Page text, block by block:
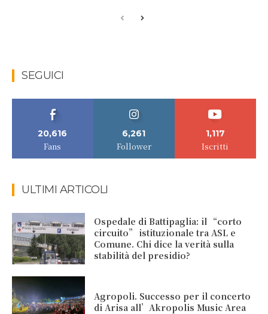
SEGUICI
20,616
Fans
6,261
Follower
1,117
Iscritti
ULTIMI ARTICOLI
Ospedale di Battipaglia: il “corto
circuito” istituzionale tra ASL e
Comune. Chi dice la verità sulla
stabilità del presidio?
Agropoli. Successo per il concerto
di Arisa all’Akropolis Music Area